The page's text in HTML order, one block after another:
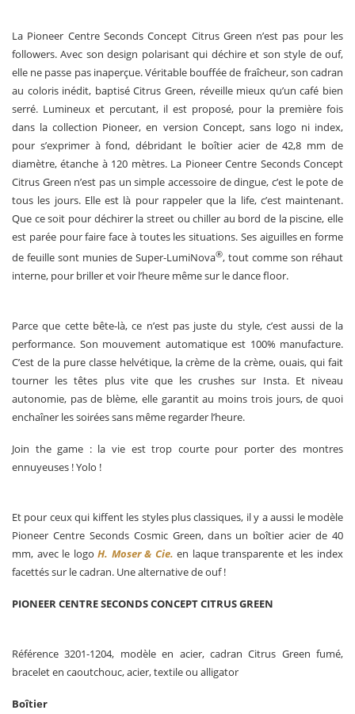
La Pioneer Centre Seconds Concept Citrus Green n’est pas pour les
followers. Avec son design polarisant qui déchire et son style de ouf,
elle ne passe pas inaperçue. Véritable bouffée de fraîcheur, son cadran
au coloris inédit, baptisé Citrus Green, réveille mieux qu’un café bien
serré. Lumineux et percutant, il est proposé, pour la première fois
dans la collection Pioneer, en version Concept, sans logo ni index,
pour s’exprimer à fond, débridant le boîtier acier de 42,8 mm de
diamètre, étanche à 120 mètres. La Pioneer Centre Seconds Concept
Citrus Green n’est pas un simple accessoire de dingue, c’est le pote de
tous les jours. Elle est là pour rappeler que la life, c’est maintenant.
Que ce soit pour déchirer la street ou chiller au bord de la piscine, elle
est parée pour faire face à toutes les situations. Ses aiguilles en forme
de feuille sont munies de Super-LumiNova®, tout comme son réhaut
interne, pour briller et voir l’heure même sur le dance floor.
Parce que cette bête-là, ce n’est pas juste du style, c’est aussi de la
performance. Son mouvement automatique est 100% manufacture.
C’est de la pure classe helvétique, la crème de la crème, ouais, qui fait
tourner les têtes plus vite que les crushes sur Insta. Et niveau
autonomie, pas de blème, elle garantit au moins trois jours, de quoi
enchaîner les soirées sans même regarder l’heure.
Join the game : la vie est trop courte pour porter des montres
ennuyeuses ! Yolo !
Et pour ceux qui kiffent les styles plus classiques, il y a aussi le modèle
Pioneer Centre Seconds Cosmic Green, dans un boîtier acier de 40
mm, avec le logoH. Moser & Cie.en laque transparente et les index
facettés sur le cadran. Une alternative de ouf !
PIONEER CENTRE SECONDS CONCEPT CITRUS GREEN
Référence 3201-1204, modèle en acier, cadran Citrus Green fumé,
bracelet en caoutchouc, acier, textile ou alligator
Boîtier